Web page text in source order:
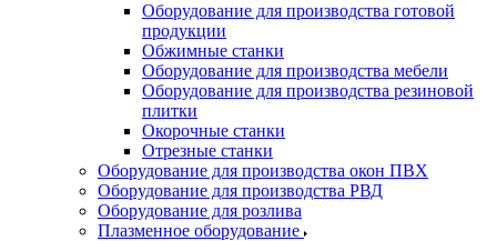
Оборудование для производства готовой
продукции
Обжимные станки
Оборудование для производства мебели
Оборудование для производства резиновой
плитки
Окорочные станки
Отрезные станки
Оборудование для производства окон ПВХ
Оборудование для производства РВД
Оборудование для розлива
Плазменное оборудование